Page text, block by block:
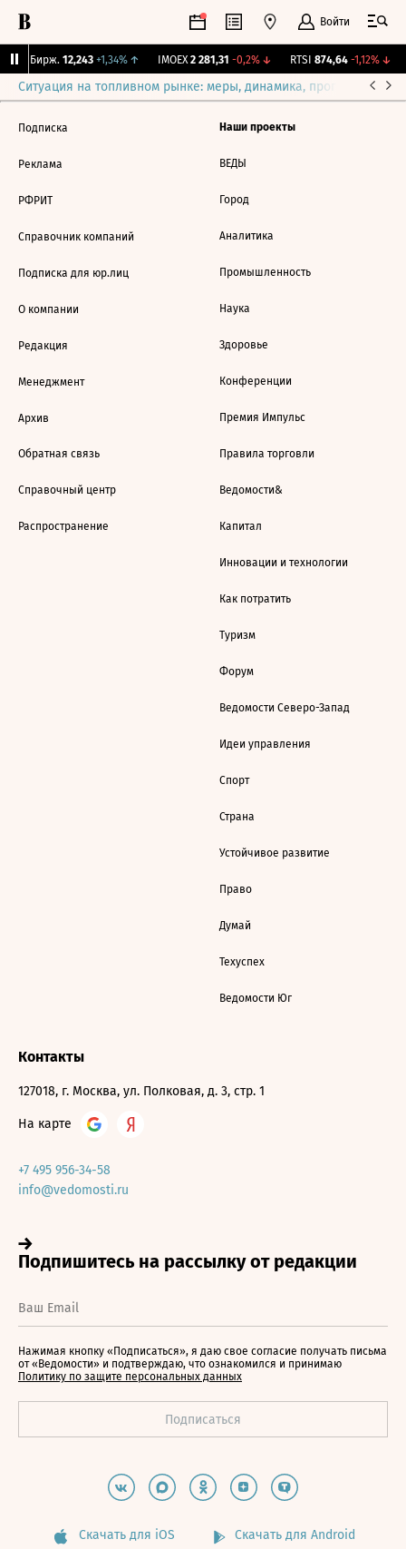
Войти
CNY Бирж. 12,243 +1,34%↑ IMOEX 2 281,31 -0,2%↓ RTSI 874,64 -1,12%↓
Ситуация на топливном рынке: меры, динамика, прогнозы
Подписка
Реклама
РФРИТ
Справочник компаний
Подписка для юр.лиц
О компании
Редакция
Менеджмент
Архив
Обратная связь
Справочный центр
Распространение
Наши проекты
ВЕДЫ
Город
Аналитика
Промышленность
Наука
Здоровье
Конференции
Премия Импульс
Правила торговли
Ведомости&
Капитал
Инновации и технологии
Как потратить
Туризм
Форум
Ведомости Северо-Запад
Идеи управления
Спорт
Страна
Устойчивое развитие
Право
Думай
Техуспех
Ведомости Юг
Контакты
127018, г. Москва, ул. Полковая, д. 3, стр. 1
На карте
+7 495 956-34-58
info@vedomosti.ru
Нажимая кнопку «Подписаться», я даю свое согласие получать письма
от «Ведомости» и подтверждаю, что ознакомился и принимаю
Политику по защите персональных данных
Скачать для iOS Скачать для Android